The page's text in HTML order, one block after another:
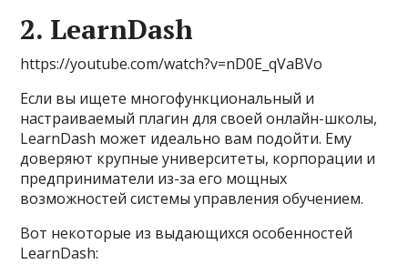
2. LearnDash
https://youtube.com/watch?v=nD0E_qVaBVo
Если вы ищете многофункциональный и
настраиваемый плагин для своей онлайн-школы,
LearnDash может идеально вам подойти. Ему
доверяют крупные университеты, корпорации и
предприниматели из-за его мощных
возможностей системы управления обучением.
Вот некоторые из выдающихся особенностей
LearnDash: